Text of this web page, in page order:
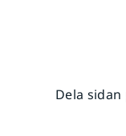
Dela sidan